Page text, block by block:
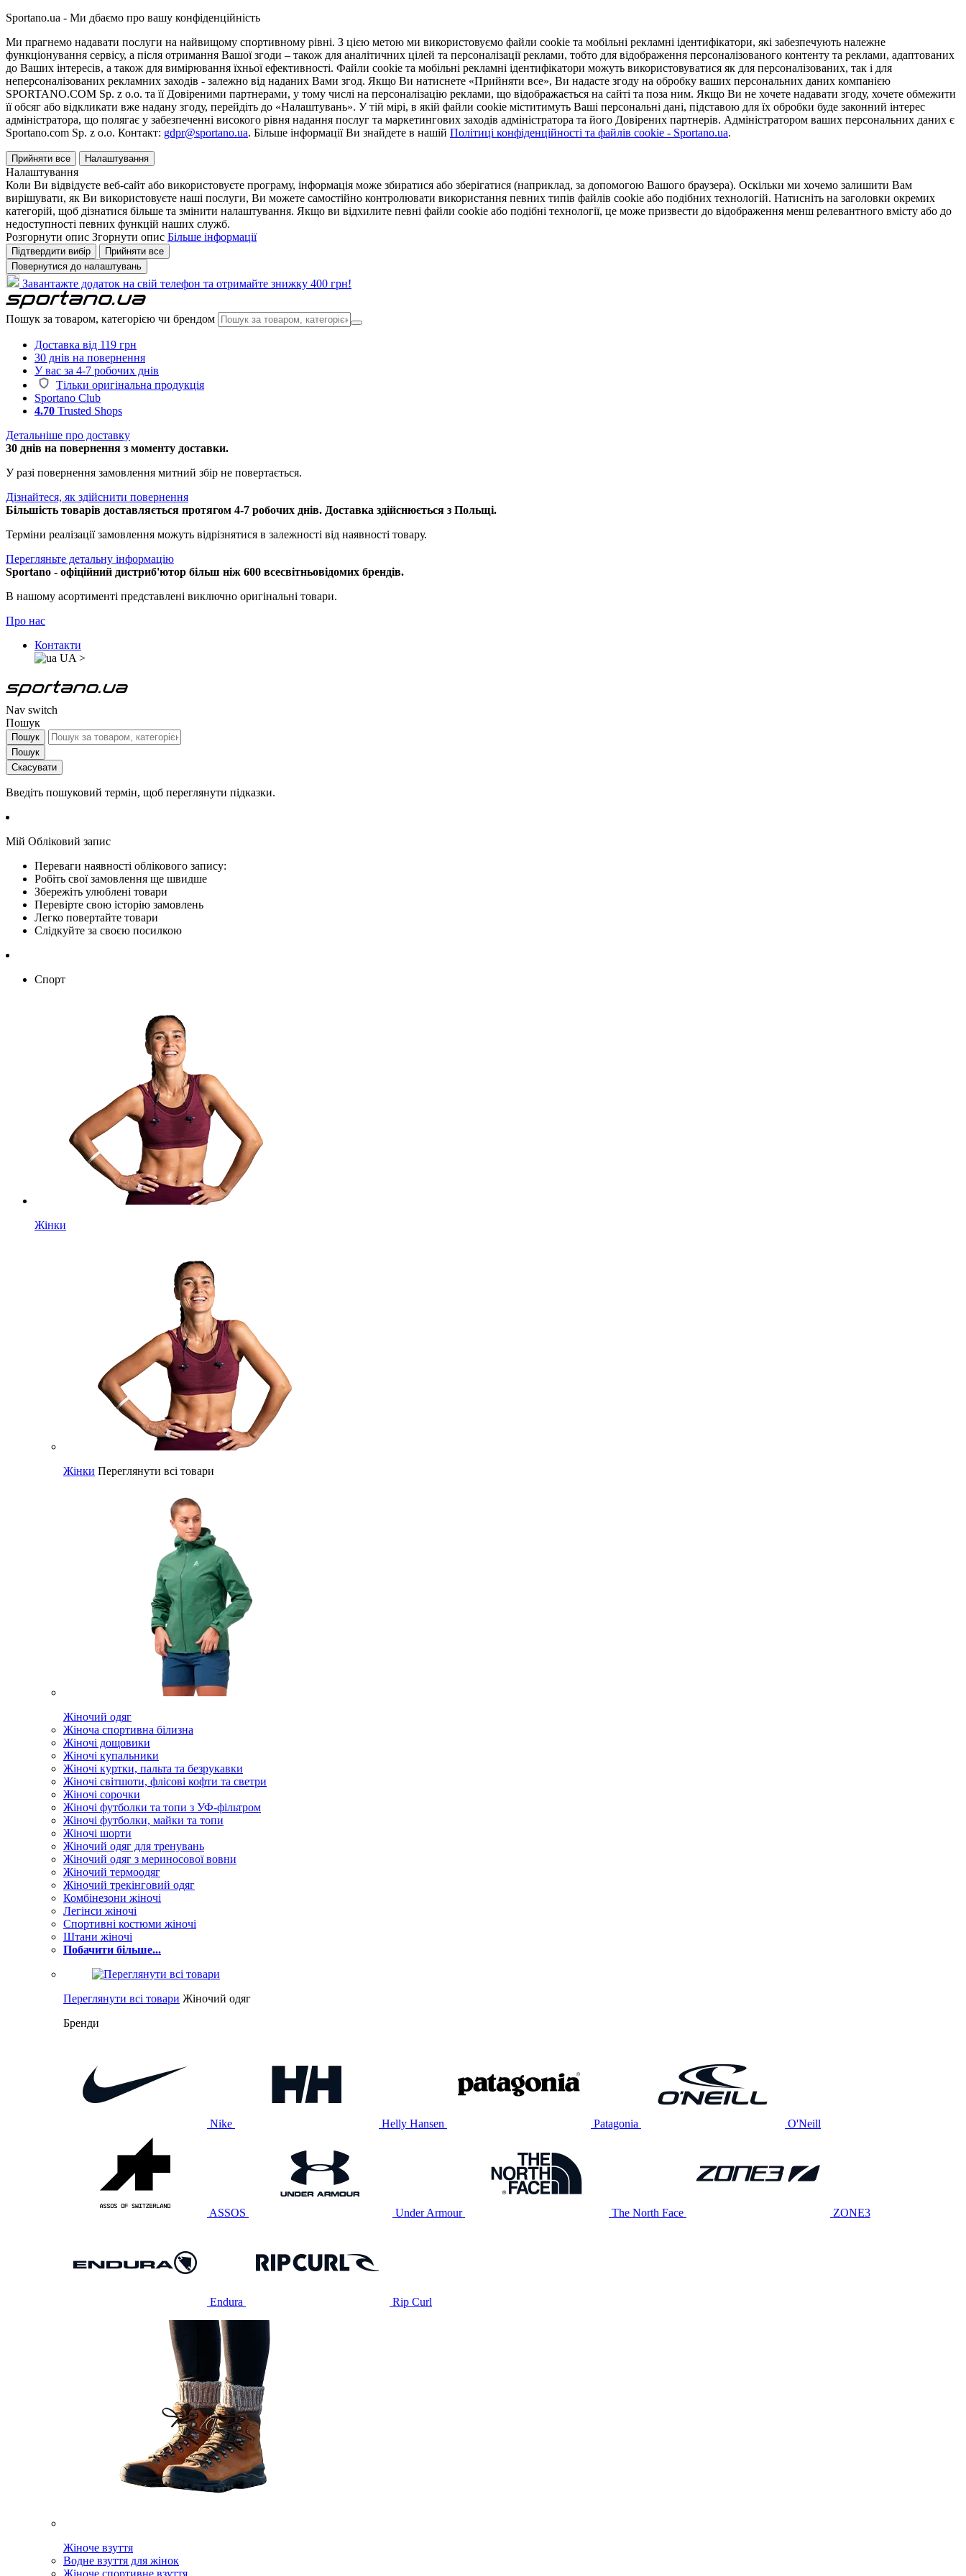
Sportano.ua - Ми дбаємо про вашу конфіденційність
Ми прагнемо надавати послуги на найвищому спортивному рівні. З цією метою ми використовуємо файли cookie та мобільні рекламні ідентифікатори, які забезпечують належне
функціонування сервісу, а після отримання Вашої згоди – також для аналітичних цілей та персоналізації реклами, тобто для відображення персоналізованого контенту та реклами, адаптованих
до Ваших інтересів, а також для вимірювання їхньої ефективності. Файли cookie та мобільні рекламні ідентифікатори можуть використовуватися як для персоналізованих, так і для
неперсоналізованих рекламних заходів - залежно від наданих Вами згод. Якщо Ви натиснете «Прийняти все», Ви надасте згоду на обробку ваших персональних даних компанією
SPORTANO.COM Sp. z o.o. та її Довіреними партнерами, у тому числі на персоналізацію реклами, що відображається на сайті та поза ним. Якщо Ви не хочете надавати згоду, хочете обмежити
її обсяг або відкликати вже надану згоду, перейдіть до «Налаштувань». У тій мірі, в якій файли cookie міститимуть Ваші персональні дані, підставою для їх обробки буде законний інтерес
адміністратора, що полягає у забезпеченні високого рівня надання послуг та маркетингових заходів адміністратора та його Довірених партнерів. Адміністратором ваших персональних даних є
Sportano.com Sp. z o.o. Контакт: gdpr@sportano.ua. Більше інформації Ви знайдете в нашій Політиці конфіденційності та файлів cookie - Sportano.ua.
Прийняти все Налаштування
Налаштування
Коли Ви відвідуєте веб-сайт або використовуєте програму, інформація може збиратися або зберігатися (наприклад, за допомогою Вашого браузера). Оскільки ми хочемо залишити Вам
вирішувати, як Ви використовуєте наші послуги, Ви можете самостійно контролювати використання певних типів файлів cookie або подібних технологій. Натисніть на заголовки окремих
категорій, щоб дізнатися більше та змінити налаштування. Якщо ви відхилите певні файли cookie або подібні технології, це може призвести до відображення менш релевантного вмісту або до
недоступності певних функцій наших служб.
Розгорнути опис Згорнути опис Більше інформації
Підтвердити вибір
Прийняти все
Повернутися до налаштувань
Завантажте додаток на свій телефон та отримайте знижку 400 грн!
Пошук за товаром, категорією чи брендом
Доставка від 119 грн
30 днів на повернення
У вас за 4-7 робочих днів
Тільки оригінальна продукція
Sportano Club
4.70 Trusted Shops
Детальніше про доставку
30 днів на повернення з моменту доставки.
У разі повернення замовлення митний збір не повертається.
Дізнайтеся, як здійснити повернення
Більшість товарів доставляється протягом 4-7 робочих днів. Доставка здійснюється з Польщі.
Терміни реалізації замовлення можуть відрізнятися в залежності від наявності товару.
Перегляньте детальну інформацію
Sportano - офіційний дистриб'ютор більш ніж 600 всесвітньовідомих брендів.
В нашому асортименті представлені виключно оригінальні товари.
Про нас
Контакти
UA >
Nav switch
Пошук
Пошук
Пошук
Скасувати
Введіть пошуковий термін, щоб переглянути підказки.
Мій Обліковий запис
Переваги наявності облікового запису:
Робіть свої замовлення ще швидше
Збережіть улюблені товари
Перевірте свою історію замовлень
Легко повертайте товари
Слідкуйте за своєю посилкою
Спорт
Жінки
Жінки Переглянути всі товари
Жіночий одяг
Жіноча спортивна білизна
Жіночі дощовики
Жіночі купальники
Жіночі куртки, пальта та безрукавки
Жіночі світшоти, флісові кофти та светри
Жіночі сорочки
Жіночі футболки та топи з УФ-фільтром
Жіночі футболки, майки та топи
Жіночі шорти
Жіночий одяг для тренувань
Жіночий одяг з мериносової вовни
Жіночий термоодяг
Жіночий трекінговий одяг
Комбінезони жіночі
Легінси жіночі
Спортивні костюми жіночі
Штани жіночі
Побачити більше...
Переглянути всі товари Жіночий одяг
Бренди
Nike Helly Hansen Patagonia O'Neill
ASSOS Under Armour The North Face ZONE3
Endura Rip Curl
Жіноче взуття
Водне взуття для жінок
Жіноче спортивне взуття